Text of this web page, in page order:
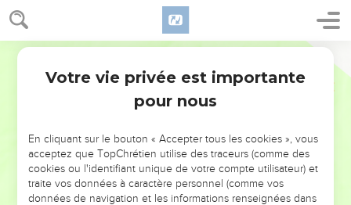
NE MANQUEZ PAS L’ÉVÉNEMENT
DE L’ANNÉE !
ET SI LEURS ERREURS POUVAIENT VOUS ÉVITER LES
VOTRES ?
Votre vie privée est importante
pour nous
En cliquant sur le bouton « Accepter tous les cookies », vous
acceptez que TopChrétien utilise des traceurs (comme des
cookies ou l'identifiant unique de votre compte utilisateur) et
traite vos données à caractère personnel (comme vos
données de navigation et les informations renseignées dans